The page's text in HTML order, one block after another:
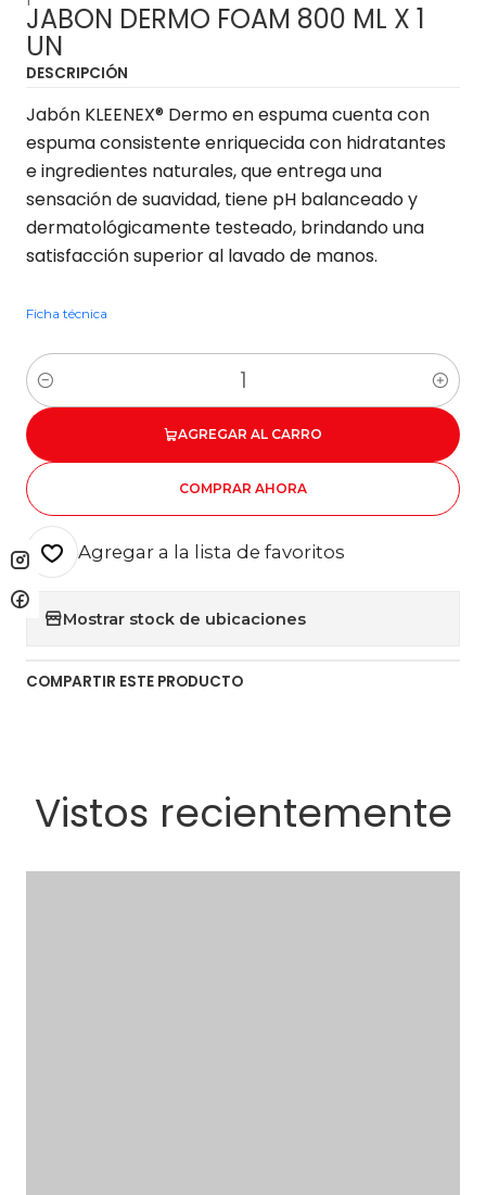
JABON DERMO FOAM 800 ML X 1
UN
DESCRIPCIÓN
Jabón KLEENEX® Dermo en espuma cuenta con
espuma consistente enriquecida con hidratantes
e ingredientes naturales, que entrega una
sensación de suavidad, tiene pH balanceado y
dermatológicamente testeado, brindando una
satisfacción superior al lavado de manos.
Ficha técnica
Cantidad
AGREGAR AL CARRO
COMPRAR AHORA
Agregar a la lista de favoritos
Mostrar stock de ubicaciones
COMPARTIR ESTE PRODUCTO
Vistos recientemente